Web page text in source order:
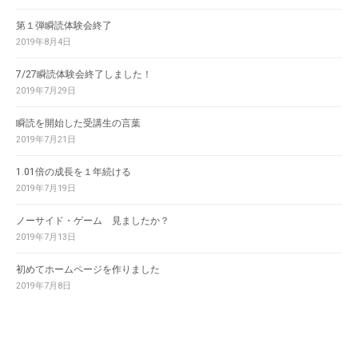
第１弾瞬読体験会終了
2019年8月4日
7/27瞬読体験会終了しました！
2019年7月29日
瞬読を開始した受講生の言葉
2019年7月21日
1.01倍の成長を１年続ける
2019年7月19日
ノーサイド・ゲーム 見ましたか？
2019年7月13日
初めてホームページを作りました
2019年7月8日